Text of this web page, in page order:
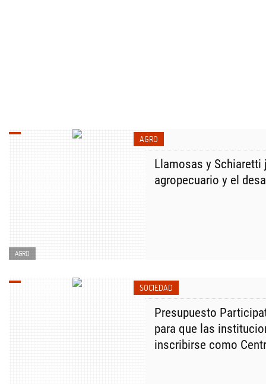
AGRO
AGRO
Llamosas y
agropecuario y el
SOCIEDAD
Presupuesto
para que las
inscribirse como